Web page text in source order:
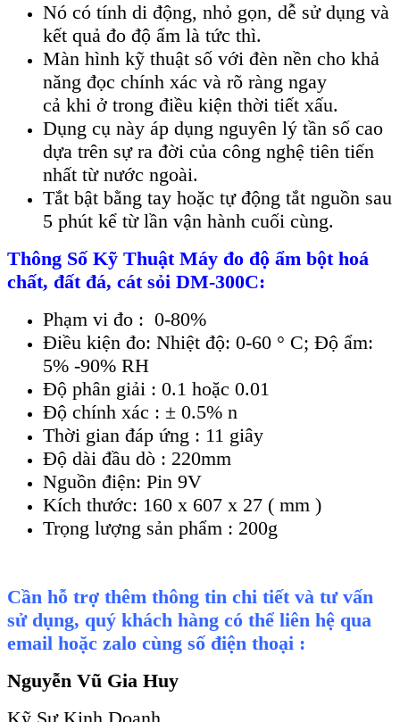
Nó có tính di động, nhỏ gọn, dễ sử dụng và
kết quả đo độ ẩm là tức thì.
Màn hình kỹ thuật số với đèn nền cho khả
năng đọc chính xác và rõ ràng ngay
cả khi ở trong điều kiện thời tiết xấu.
Dụng cụ này áp dụng nguyên lý tần số cao
dựa trên sự ra đời của công nghệ tiên tiến
nhất từ ​​nước ngoài.
Tắt bật bằng tay hoặc tự động tắt nguồn sau
5 phút kể từ lần vận hành cuối cùng.
Thông Số Kỹ Thuật Máy đo độ ẩm bột hoá
chất, đất đá, cát sỏi DM-300C:
Phạm vi đo : 0-80%
Điều kiện đo: Nhiệt độ: 0-60 ° C; Độ ẩm:
5% -90% RH
Độ phân giải : 0.1 hoặc 0.01
Độ chính xác : ± 0.5% n
Thời gian đáp ứng : 11 giây
Độ dài đầu dò : 220mm
Nguồn điện: Pin 9V
Kích thước: 160 x 607 x 27 ( mm )
Trọng lượng sản phẩm : 200g
Cần hỗ trợ thêm thông tin chi tiết và tư vấn
sử dụng, quý khách hàng có thể liên hệ qua
email hoặc zalo cùng số điện thoại :
Nguyễn Vũ Gia Huy